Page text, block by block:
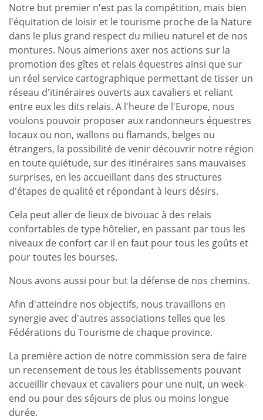
Notre but premier n'est pas la compétition, mais bien
l'équitation de loisir et le tourisme proche de la Nature
dans le plus grand respect du milieu naturel et de nos
montures. Nous aimerions axer nos actions sur la
promotion des gîtes et relais équestres ainsi que sur
un réel service cartographique permettant de tisser un
réseau d'itinéraires ouverts aux cavaliers et reliant
entre eux les dits relais. A l'heure de l'Europe, nous
voulons pouvoir proposer aux randonneurs équestres
locaux ou non, wallons ou flamands, belges ou
étrangers, la possibilité de venir découvrir notre région
en toute quiétude, sur des itinéraires sans mauvaises
surprises, en les accueillant dans des structures
d'étapes de qualité et répondant à leurs désirs.
Cela peut aller de lieux de bivouac à des relais
confortables de type hôtelier, en passant par tous les
niveaux de confort car il en faut pour tous les goûts et
pour toutes les bourses.
Nous avons aussi pour but la défense de nos chemins.
Afin d'atteindre nos objectifs, nous travaillons en
synergie avec d'autres associations telles que les
Fédérations du Tourisme de chaque province.
La première action de notre commission sera de faire
un recensement de tous les établissements pouvant
accueillir chevaux et cavaliers pour une nuit, un week-
end ou pour des séjours de plus ou moins longue
durée.